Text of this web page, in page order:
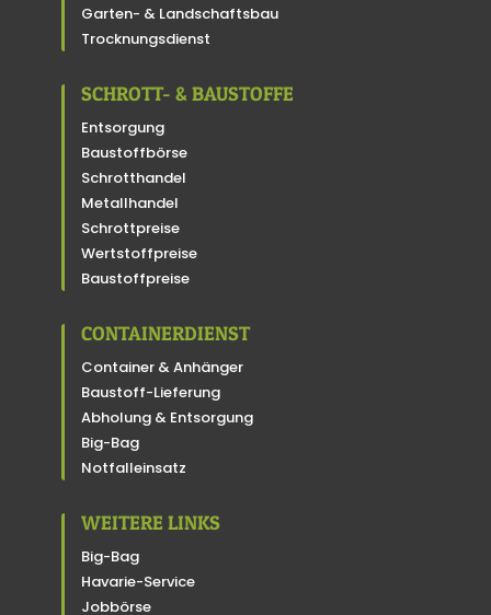
Garten- & Landschaftsbau
Trocknungsdienst
SCHROTT- & BAUSTOFFE
Entsorgung
Baustoffbörse
Schrotthandel
Metallhandel
Schrottpreise
Wertstoffpreise
Baustoffpreise
CONTAINERDIENST
Container & Anhänger
Baustoff-Lieferung
Abholung & Entsorgung
Big-Bag
Notfalleinsatz
WEITERE LINKS
Big-Bag
Havarie-Service
Jobbörse